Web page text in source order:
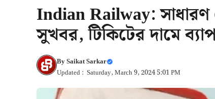
Indian Railway: সাধারণ
সুখবর, টিকিটের দামে
BySaikat Sarkar
Updated : Saturday, March 9, 2024 5:01 PM